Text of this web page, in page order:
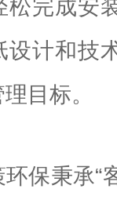
松完成安
设计和技
目标。
环保秉承“